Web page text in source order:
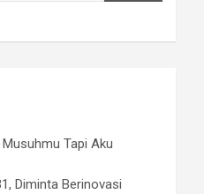
Tapi Aku
Diminta Berinovasi